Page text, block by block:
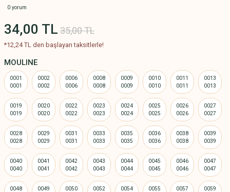
0 yorum
34,00 TL 35,00 TL
*12,24 TL den başlayan taksitlerle!
MOULINE
0001 0002 0006 0008 0009 0010 0011 0013
0019 0020 0022 0023 0024 0025 0026 0027
0028 0029 0031 0033 0035 0036 0038 0039
0040 0041 0042 0043 0044 0045 0046 0047
0048 0049 0050 0052 0054 0055 0057 0059